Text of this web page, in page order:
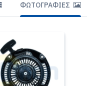
ΦΩΤΟΓΡΑΦΊΕΣ